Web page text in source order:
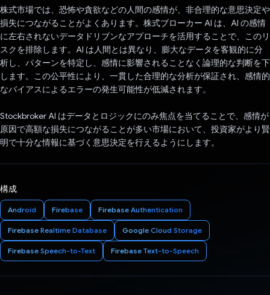
株式市場では、恐怖や貪欲などの人間の感情が、非合理的な意思決定や
損失につながることがよくあります。株式ブローカー AI は、AI の感情
に左右されないデータドリブンなアプローチを活用することで、このリ
スクを排除します。AI は人間とは異なり、膨大なデータを客観的に分
析し、パターンを特定し、感情に影響されることなく論理的な判断を下
します。この公平性により、一貫した合理的な分析が保証され、感情的
なバイアスによるエラーの発生可能性が低減されます。
Stockbroker AI はデータとロジックにのみ焦点を当てることで、感情が
原因で高額な損失につながることが多い市場において、投資家がより賢
明で十分な情報に基づく意思決定を行えるようにします。
構成
Android Firebase Firebase Authentication
Firebase Realtime Database Google Cloud Storage
Firebase Speech-to-Text Firebase Text-to-Speech